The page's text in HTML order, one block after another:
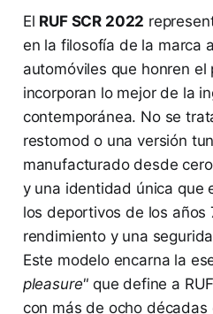
El RUF SCR 2022
en la filosofía de la marca
automóviles que honren el
incorporan lo mejor de la
contemporánea. No se
restomod o una versión
manufacturado desde
y una identidad única que
los deportivos de los años
rendimiento y una
Este modelo encarna la
pleasure" que define a
con más de ocho décadas